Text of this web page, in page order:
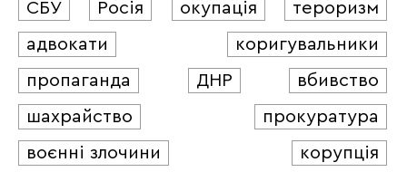
СБУ
Росія окупація
тероризм
адвокати
коригувальники
пропаганда
ДНР
вбивство
шахрайство
прокуратура
воєнні злочини
корупція